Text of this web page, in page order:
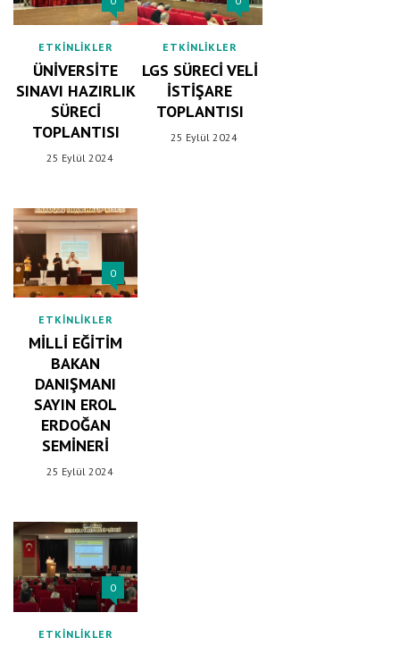
ETKINLIKLER
ÜNIVERSITE
SINAVI HAZIRLIK
SÜRECI
TOPLANTISI
25 Eylül 2024
ETKINLIKLER
LGS SÜRECI VELI
İSTIŞARE
TOPLANTISI
25 Eylül 2024
0
ETKINLIKLER
MILLI EĞITIM
BAKAN
DANIŞMANI
SAYIN EROL
ERDOĞAN
SEMINERI
25 Eylül 2024
0
ETKINLIKLER